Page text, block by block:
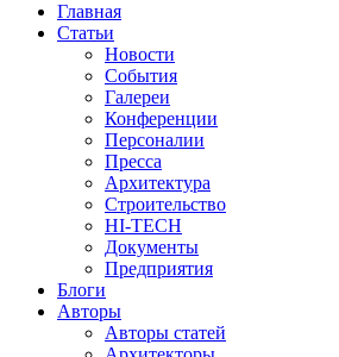
Главная
Статьи
Новости
События
Галереи
Конференции
Персоналии
Пресса
Архитектура
Строительство
HI-TECH
Документы
Предприятия
Блоги
Авторы
Авторы статей